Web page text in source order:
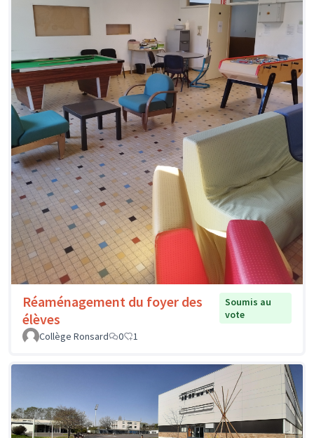
Réaménagement du foyer des
élèves
Soumis au
vote
Collège Ronsard
0 1